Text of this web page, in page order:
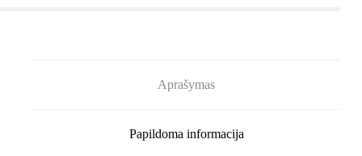
Aprašymas
Papildoma informacija